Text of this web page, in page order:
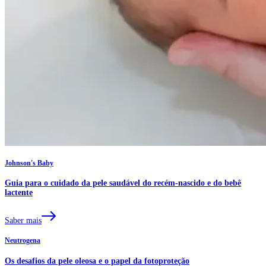
Johnson's Baby
Guia para o cuidado da pele saudável do recém-nascido e do bebê
lactente
Saber mais
Neutrogena
Os desafios da pele oleosa e o papel da fotoproteção